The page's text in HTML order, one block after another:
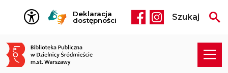
Przejdź do treści
Deklaracja
dostępności
Social media
Szukaj